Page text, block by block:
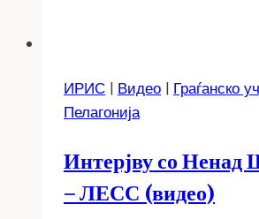
ИРИС | Видео | Граѓанско
Пелагонија
Интерјву со Ненад
– ЛЕСС (видео)